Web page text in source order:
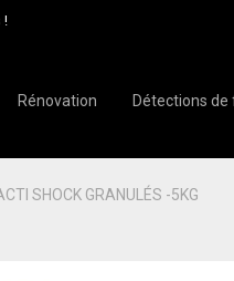
!
Rénovation Détections de
SHOCK GRANULÉS -5KG